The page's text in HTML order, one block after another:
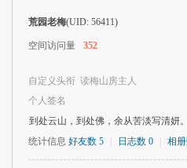
荒园老梅(UID: 56411)
空间访问量 352
自定义头衔 读梅山房主人
个人签名
到处云山，到处佛，余从苦淡写清妍。
统计信息 好友数 5 日志数 0 相